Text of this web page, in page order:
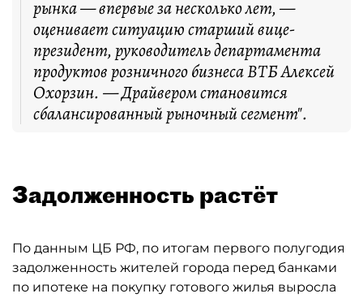
рынка — впервые за несколько лет, —
оценивает ситуацию старший вице-
президент, руководитель департамента
продуктов розничного бизнеса ВТБ Алексей
Охорзин. — Драйвером становится
сбалансированный рыночный сегмент".
Задолженность растёт
По данным ЦБ РФ, по итогам первого полугодия
задолженность жителей города перед банками
по ипотеке на покупку готового жилья выросла